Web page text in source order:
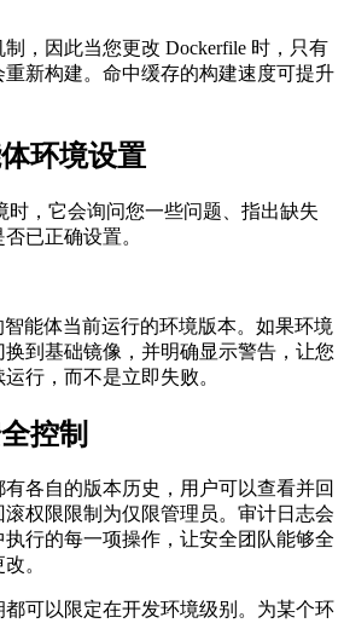
，因此当您更改 Dockerfile 时，只有
新构建。命中缓存的构建速度可提升
环境设置
时，它会询问您一些问题、指出缺失
已正确设置。
智能体当前运行的环境版本。如果环境
到基础镜像，并明确显示警告，让您
行，而不是立即失败。
控制
各自的版本历史，用户可以查看并回
权限限制为仅限管理员。审计日志会
行的每一项操作，让安全团队能够全
。
可以限定在开发环境级别。为某个环